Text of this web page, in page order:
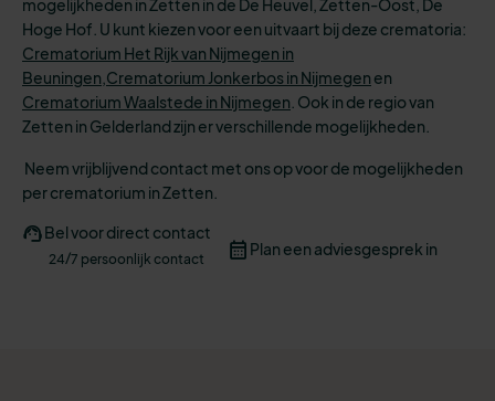
mogelijkheden in Zetten in de De Heuvel, Zetten-Oost, De
Hoge Hof. U kunt kiezen voor een uitvaart bij deze crematoria:
Crematorium Het Rijk van Nijmegen in
Beuningen, Crematorium Jonkerbos in Nijmegen en
Crematorium Waalstede in Nijmegen Ook in de regio van
Zetten in Gelderland zijn er verschillende mogelijkheden.
Neem vrijblijvend contact met ons op voor de mogelijkheden
per crematorium in Zetten.
Bel voor direct contact
24/7 persoonlijk contact Plan een adviesgesprek in